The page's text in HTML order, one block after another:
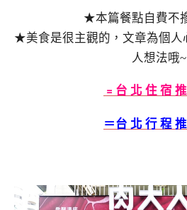
★本篇餐點自費不
★美食是很主觀的，文章為個人
人想法哦~
﹦台 北 住 宿
＝台 北 行 程